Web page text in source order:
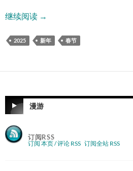
继续阅读2025年蛇年新春庆贺明信片
→
2025 新年 春节
漫游
订阅RSS
订阅 本页 / 评论 RSS 订阅全站 RSS